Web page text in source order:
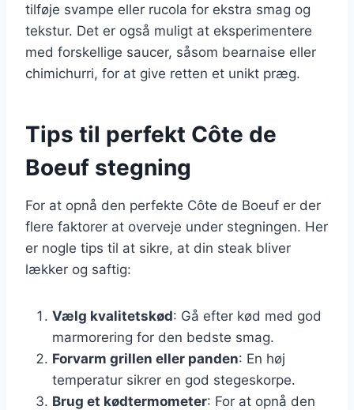
tilføje svampe eller rucola for ekstra smag og
tekstur. Det er også muligt at eksperimentere
med forskellige saucer, såsom bearnaise eller
chimichurri, for at give retten et unikt præg.
Tips til perfekt Côte de
Boeuf stegning
For at opnå den perfekte Côte de Boeuf er der
flere faktorer at overveje under stegningen. Her
er nogle tips til at sikre, at din steak bliver
lækker og saftig:
Vælg kvalitetskød: Gå efter kød med god
marmorering for den bedste smag.
Forvarm grillen eller panden: En høj
temperatur sikrer en god stegeskorpe.
Brug et kødtermometer: For at opnå den